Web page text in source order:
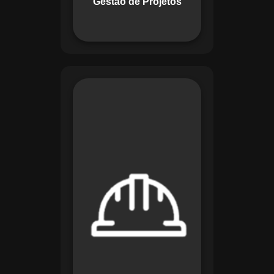
com eficiência.
Maestro organiza
registros de exames
e treinamentos,
automatiza alertas e
disponibiliza